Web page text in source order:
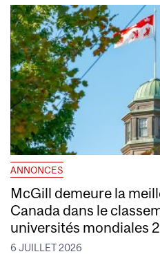
ANNONCES
McGill demeure la
Canada dans le
universités mondiales
6 JUILLET 2026